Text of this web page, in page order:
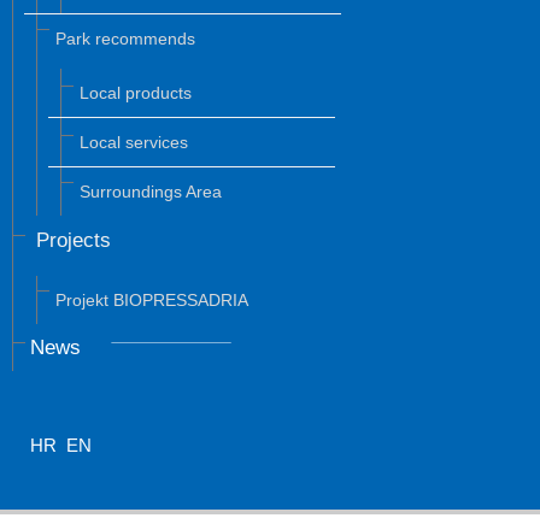
Park recommends
Local products
Local services
Surroundings Area
Projects
Projekt BIOPRESSADRIA
News
HR EN